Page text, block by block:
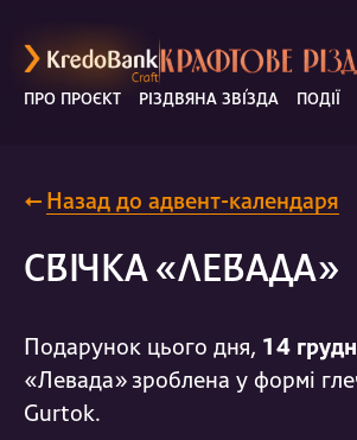
ПРО ПРОЄКТ РІЗДВЯНА ЗВ ЗДА ПОДІЇ
← Назад до адвент-календаря
СВІЧКА «ЛЕВАДА»
Подарунок цього дня, 14
«Левада» зроблена у формі
Gurtok.